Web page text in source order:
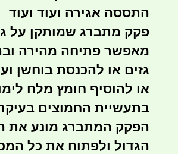
התססה אגירה ועוד ועוד
פקק מתברג שמותקן על
מאפשר פתיחה מהירה
גזים או להכנסת בוחשן
או להוסיף חומץ מלח
בתעשיית החמוצים
הפקק המתברג מונע את
הגדול ולפתוח את כל